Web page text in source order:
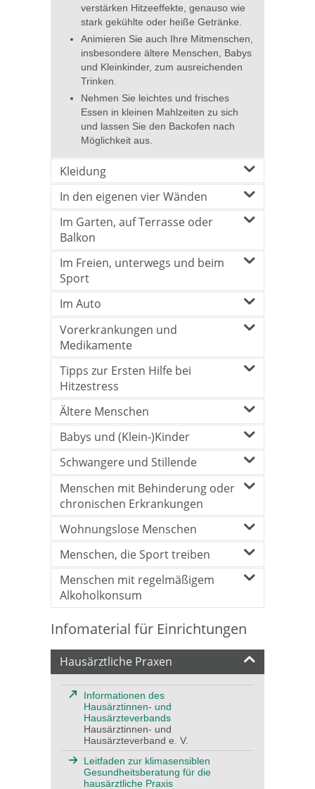
verstärken Hitzeeffekte, genauso wie
stark gekühlte oder heiße Getränke.
Animieren Sie auch Ihre Mitmenschen,
insbesondere ältere Menschen, Babys
und Kleinkinder, zum ausreichenden
Trinken.
Nehmen Sie leichtes und frisches
Essen in kleinen Mahlzeiten zu sich
und lassen Sie den Backofen nach
Möglichkeit aus.
Kleidung
In den eigenen vier Wänden
Im Garten, auf Terrasse oder
Balkon
Im Freien, unterwegs und beim
Sport
Im Auto
Vorerkrankungen und
Medikamente
Tipps zur Ersten Hilfe bei
Hitzestress
Ältere Menschen
Babys und (Klein-)Kinder
Schwangere und Stillende
Menschen mit Behinderung oder
chronischen Erkrankungen
Wohnungslose Menschen
Menschen, die Sport treiben
Menschen mit regelmäßigem
Alkoholkonsum
Infomaterial für Einrichtungen
Hausärztliche Praxen
Informationen des
Hausärztinnen- und
Hausärzteverbands
Hausärztinnen- und
Hausärzteverband e. V.
Leitfaden zur klimasensiblen
Gesundheitsberatung für die
hausärztliche Praxis